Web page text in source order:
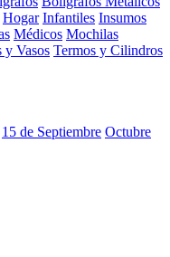
Hogar Infantiles Insumos
Médicos Mochilas
y Vasos Termos y Cilindros
15 de Septiembre Octubre